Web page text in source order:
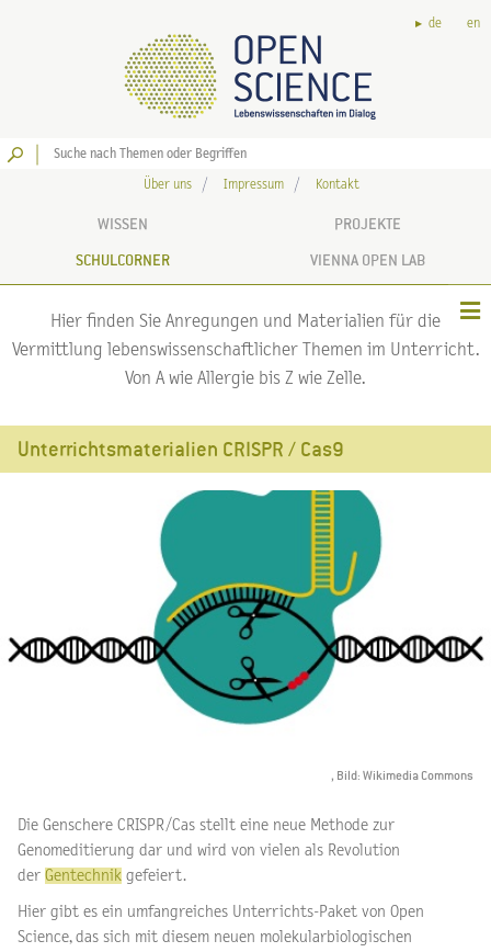
de en
Über uns Impressum Kontakt
WISSEN PROJEKTE
SCHULCORNER VIENNA OPEN LAB
Hier finden Sie Anregungen und Materialien für die
Vermittlung lebenswissenschaftlicher Themen im Unterricht.
Von A wie Allergie bis Z wie Zelle.
Unterrichtsmaterialien CRISPR / Cas9
, Bild: Wikimedia Commons
Die Genschere CRISPR/Cas stellt eine neue Methode zur
Genomeditierung dar und wird von vielen als Revolution
der Gentechnik gefeiert.
Hier gibt es ein umfangreiches Unterrichts-Paket von Open
Science, das sich mit diesem neuen molekularbiologischen